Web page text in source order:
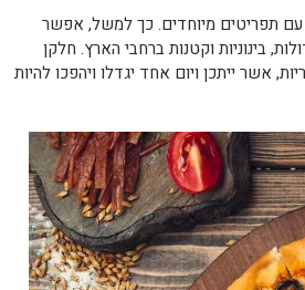
עם תפריטים מיוחדים. כך למשל, אפשר
בינוניות וקטנות ברחבי הארץ. חלקן
אשר ייתכן ויום אחד יגדלו ויהפכו להיות